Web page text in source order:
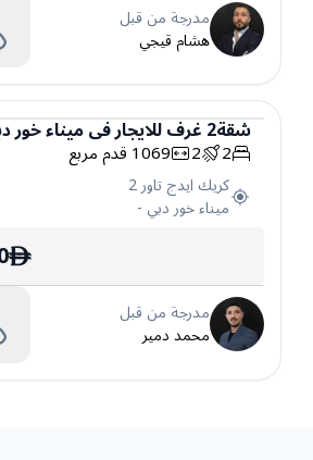
مدرجة من قبل
هشام قيجي
شقة
شقة2غرفللايجارفيميناء خور
2
2
1069قدم مربع
كريك ايدج تاور 2
ميناء خور دبي -
ê
مدرجة من قبل
محمد دمير